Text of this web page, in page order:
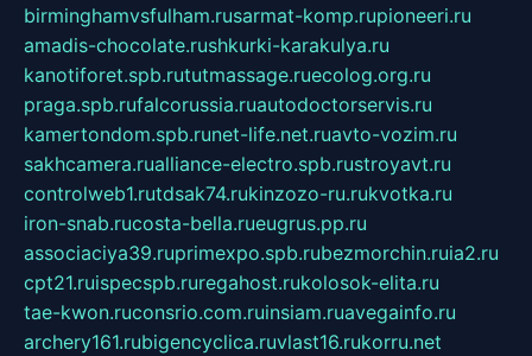
birminghamvsfulham.rusarmat-komp.rupioneeri.ru
amadis-chocolate.rushkurki-karakulya.ru
kanotiforet.spb.rututmassage.ruecolog.org.ru
praga.spb.rufalcorussia.ruautodoctorservis.ru
kamertondom.spb.runet-life.net.ruavto-vozim.ru
sakhcamera.rualliance-electro.spb.rustroyavt.ru
controlweb1.rutdsak74.rukinzozo-ru.rukvotka.ru
iron-snab.rucosta-bella.rueugrus.pp.ru
associaciya39.ruprimexpo.spb.rubezmorchin.ruia2.ru
cpt21.ruispecspb.ruregahost.rukolosok-elita.ru
tae-kwon.ruconsrio.com.ruinsiam.ruavegainfo.ru
archery161.rubigencyclica.ruvlast16.rukorru.net